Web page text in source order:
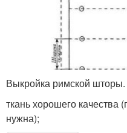
Выкройка римской шторы.
ткань хорошего качества
нужна);